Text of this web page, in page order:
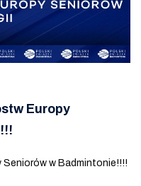
Europy
w Badmintonie!!!!